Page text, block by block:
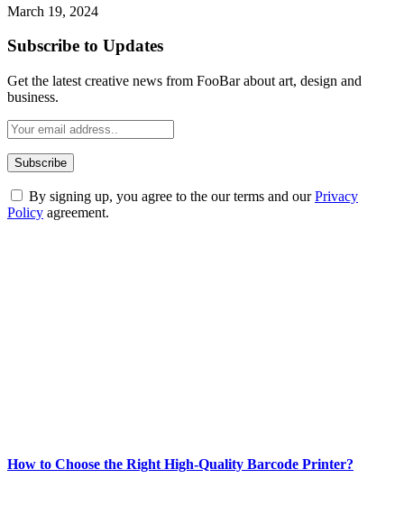
March 19, 2024
Subscribe to Updates
Get the latest creative news from FooBar about art, design and
business.
By signing up, you agree to the our terms and ourPrivacy
Policy agreement.
How to Choose the Right High-Quality Barcode Printer?